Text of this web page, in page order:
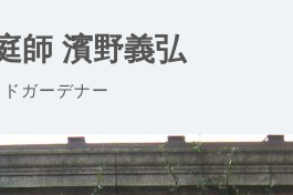
師 濱野義弘
ガーデナー